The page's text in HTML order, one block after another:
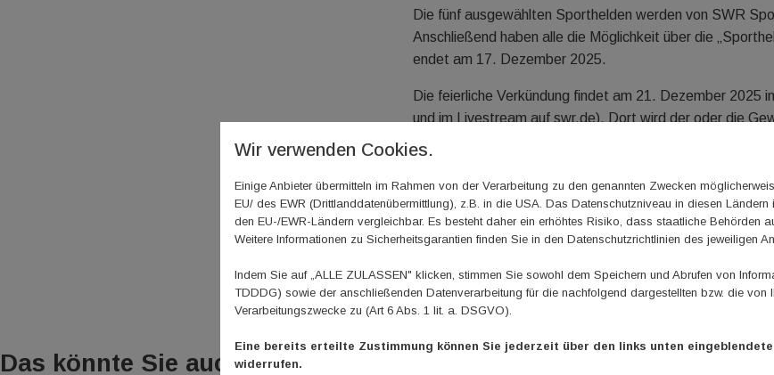
Die fünf ausgewählten Sporthelden werden von SWR
Anschließend haben alle die Möglichkeit über die
endet am 17. Dezember 2025.
Die feierliche Verkündung findet am 21. Dezember
und im Livestream auf swr.de). Dort wird der oder die
Das könnte Sie auch
Wir verwenden Cookies.
Einige Anbieter übermitteln im Rahmen von der Verarbeitung zu den genannten Zwecken
EU/ des EWR (Drittlanddatenübermittlung), z.B. in die USA. Das Datenschutzniveau in diesen
den EU-/EWR-Ländern vergleichbar. Es besteht daher ein erhöhtes Risiko, dass staatliche Behörden
Weitere Informationen zu Sicherheitsgarantien finden Sie in den Datenschutzrichtlinien des jeweiligen
Indem Sie auf „ALLE ZULASSEN" klicken, stimmen Sie sowohl dem Speichern und Abrufen von
TDDDG) sowie der anschließenden Datenverarbeitung für die nachfolgend dargestellten bzw. die von
Verarbeitungszwecke zu (Art 6 Abs. 1 lit. a. DSGVO).
Eine bereits erteilte Zustimmung können Sie jederzeit über den links unten
widerrufen.